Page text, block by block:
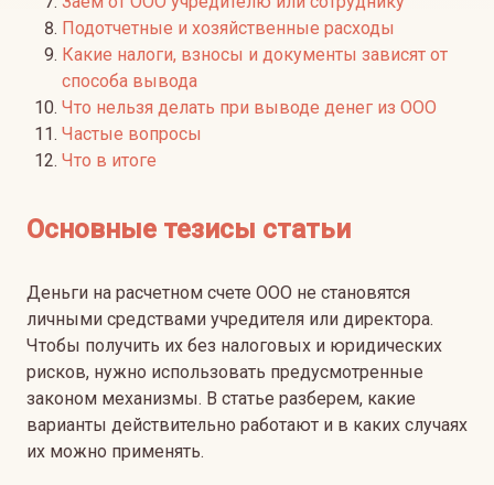
Подотчетные и хозяйственные расходы
Какие налоги, взносы и документы зависят от
способа вывода
Что нельзя делать при выводе денег из ООО
Частые вопросы
Что в итоге
Основные тезисы статьи
Деньги на расчетном счете ООО не становятся
личными средствами учредителя или директора.
Чтобы получить их без налоговых и юридических
рисков, нужно использовать предусмотренные
законом механизмы. В статье разберем, какие
варианты действительно работают и в каких случаях
их можно применять.